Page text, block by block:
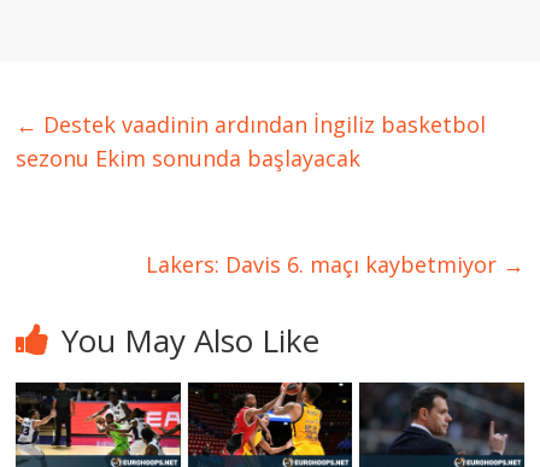
← Destek vaadinin ardından İngiliz basketbol
sezonu Ekim sonunda başlayacak
Lakers: Davis 6. maçı kaybetmiyor →
You May Also Like